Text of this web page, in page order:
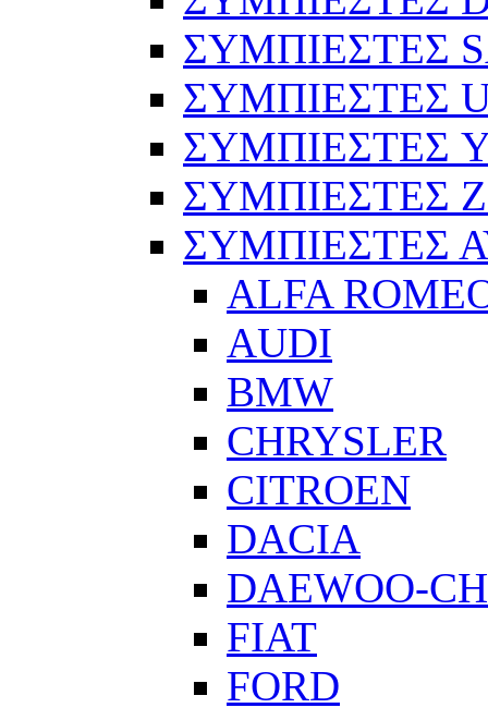
ΣΥΜΠΙΕΣΤΕΣ
ΣΥΜΠΙΕΣΤΕΣ
ΣΥΜΠΙΕΣΤΕΣ
ΣΥΜΠΙΕΣΤΕΣ
ΣΥΜΠΙΕΣΤΕΣ
ALFA
AUDI
BMW
CHRYSLER
CITROEN
DACIA
DAEWOO-
FIAT
FORD